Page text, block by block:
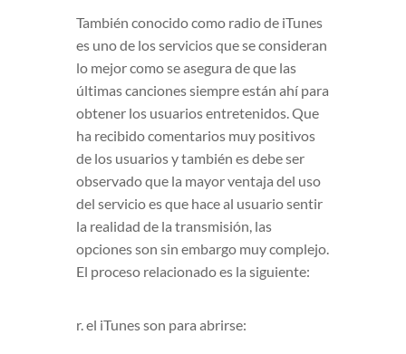
También conocido como radio de iTunes
es uno de los servicios que se consideran
lo mejor como se asegura de que las
últimas canciones siempre están ahí para
obtener los usuarios entretenidos. Que
ha recibido comentarios muy positivos
de los usuarios y también es debe ser
observado que la mayor ventaja del uso
del servicio es que hace al usuario sentir
la realidad de la transmisión, las
opciones son sin embargo muy complejo.
El proceso relacionado es la siguiente:
r. el iTunes son para abrirse: